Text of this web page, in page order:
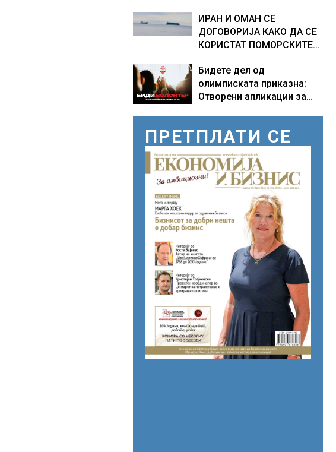
ИРАН И ОМАН СЕ
ДОГОВОРИЈА КАКО ДА СЕ
КОРИСТАТ ПОМОРСКИТЕ
НИЗ ОРМУСКАТА ТЕСНИНА
Бидете дел од
олимписката приказна:
Отворени апликации за
ПРЕТПЛАТИ СЕ